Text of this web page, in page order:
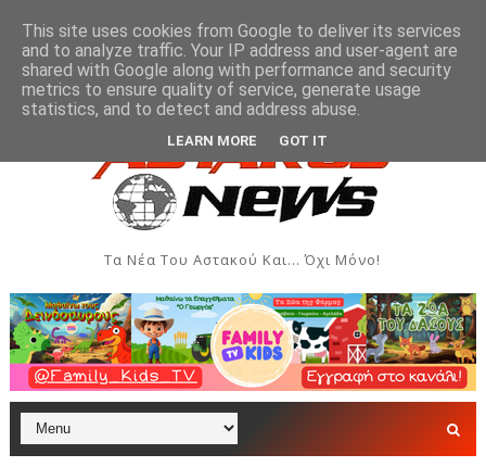
Δημιουργιών του Συλλόγου Γυναικών Αστακού ΠΟΛΙΤΙΣΜΌΣ
Τα Νέα Του Αστακού Και... Όχι Μόνο!
This site uses cookies from Google to deliver its services
and to analyze traffic. Your IP address and user-agent are
shared with Google along with performance and security
metrics to ensure quality of service, generate usage
statistics, and to detect and address abuse.
LEARN MORE GOT IT